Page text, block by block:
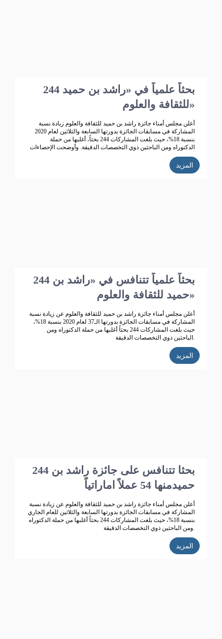
244 بحثاً علمياً في «راشد بن حميد
للثقافة والعلوم»
أعلن مجلس أمناء جائزة راشد بن حميد للثقافة والعلوم زيادة نسبة
المشاركة في مسابقات الجائزة بدورتها السابعة والثلاثين لعام 2020
بنسبة 18%، حيث بلغت المشاركات 244 بحثاً، أغلبها من حملة
الدكتوراه ومن الباحثين ذوي التخصصات الدقيقة. وأوضحت الإحصاءات
المملكة العربية السعودية ثم الإمارات، ثم سلطنة عمان ثم البحرين
والكويت.
المزيد
244 بحثاً علمياً تتنافس في «راشد بن
حميد للثقافة والعلوم»
أعلن مجلس أمناء جائزة راشد بن حميد للثقافة والعلوم عن زيادة نسبة
المشاركة في مسابقات الجائزة بدورتها الـ37 لعام 2020 بنسبة 18%،
حيث بلغت المشاركات 244 بحثاً أغلبها من حملة الدكتوراه ومن
الباحثين ذوي التخصصات الدقيقة.
المزيد
244 بحثا تتنافس على جائزة راشد بن
حميدمنها 54 عملاً اماراتياً
أعلن مجلس أمناء جائزة راشد بن حميد للثقافة والعلوم عن زيادة نسبة
المشاركة في مسابقات الجائزة بدورتها السابعة والثلاثين للعام الجاري
بنسبة 18%، حيث بلغت المشاركات 244 بحثاً أغلبها من حملة الدكتوراه
ومن الباحثين ذوي التخصصات الدقيقة.
المزيد